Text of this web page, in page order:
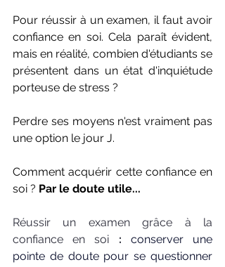
Pour réussir à un examen, il faut avoir
confiance en soi. Cela paraît évident,
mais en réalité, combien d'étudiants se
présentent dans un état d'inquiétude
porteuse de stress ?
Perdre ses moyens n'est vraiment pas
une option le jour J.
Comment acquérir cette confiance en
soi ? Par le doute utile...
Réussir un examen grâce à la
confiance en soi : conserver une
pointe de doute pour se questionner